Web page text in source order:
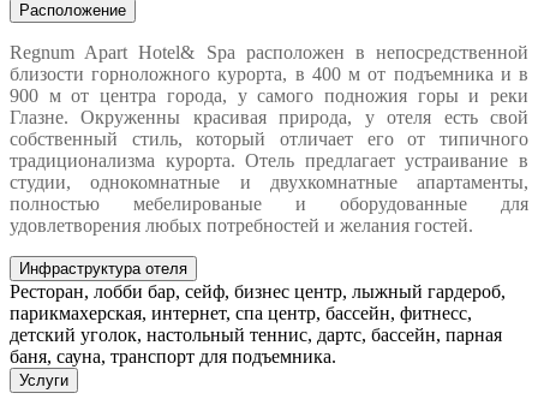
Расположение
Regnum Apart Hotel& Spa расположен в непосредственной
близости горноложного курорта, в 400 м от подъемника и в
900 м от центра города, у самого подножия горы и реки
Глазне. Окруженны красивая природа, у отеля есть свой
собственный стиль, который отличает его от типичного
традиционализма курорта. Отель предлагает устраивание в
студии, однокомнатные и двухкомнатные апартаменты,
полностью мебелированые и оборудованные для
удовлетворения любых потребностей и желания гостей.
Инфраструктура отеля
Ресторан, лобби бар, сейф, бизнес центр, лыжный гардероб,
парикмахерская, интернет, спа центр, бассейн, фитнесс,
детский уголок, настольный теннис, дартс, бассейн, парная
баня, сауна, транспорт для подъемника.
Услуги